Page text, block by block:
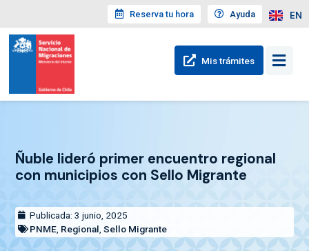
Reserva tu hora Ayuda EN
Mis trámites
Ñuble lideró primer encuentro regional
con municipios con Sello Migrante
Publicada: 3 junio, 2025
PNME, Regional,Sello Migrante